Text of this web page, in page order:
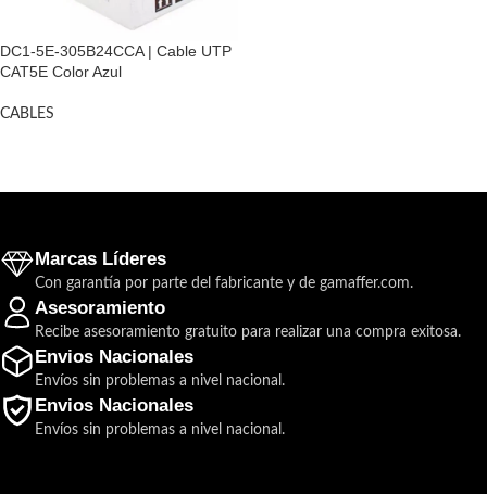
DC1-5E-305B24CCA | Cable UTP
CAT5E Color Azul
CABLES
Marcas Líderes
Con garantía por parte del fabricante y de gamaffer.com.
Asesoramiento
Recibe asesoramiento gratuito para realizar una compra exitosa.
Envios Nacionales
Envíos sin problemas a nivel nacional.
Envios Nacionales
Envíos sin problemas a nivel nacional.